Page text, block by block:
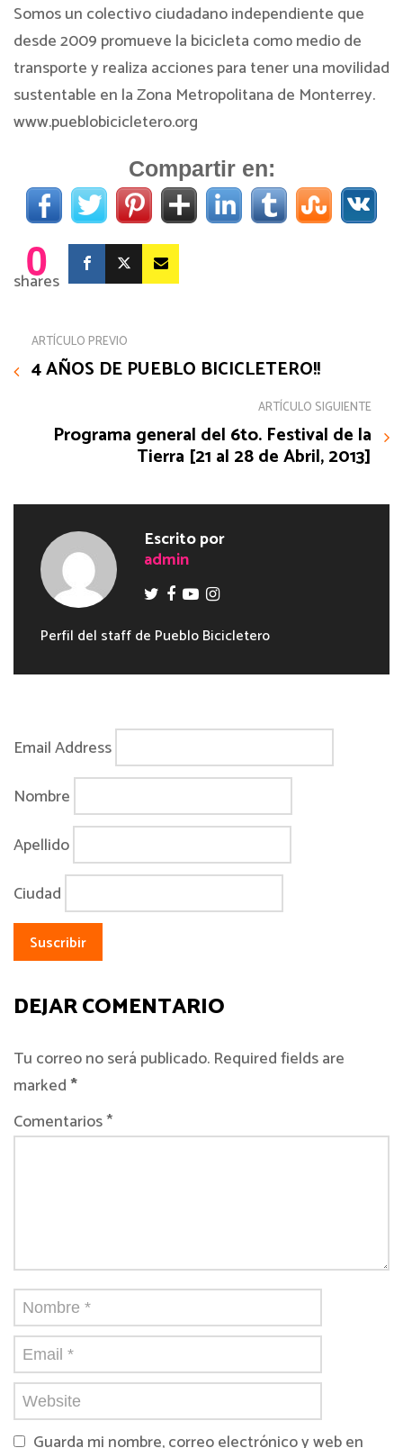
Somos un colectivo ciudadano independiente que
desde 2009 promueve la bicicleta como medio de
transporte y realiza acciones para tener una movilidad
sustentable en la Zona Metropolitana de Monterrey.
www.pueblobicicletero.org
Compartir en:
0
shares
ARTÍCULO PREVIO
4 AÑOS DE PUEBLO BICICLETERO!!
ARTÍCULO SIGUIENTE
Programa general del 6to. Festival de la
Tierra [21 al 28 de Abril, 2013]
Escrito por
admin
Perfil del staff de Pueblo Bicicletero
Email Address
Nombre
Apellido
Ciudad
DEJAR COMENTARIO
Tu correo no será publicado. Required fields are
marked*
Comentarios *